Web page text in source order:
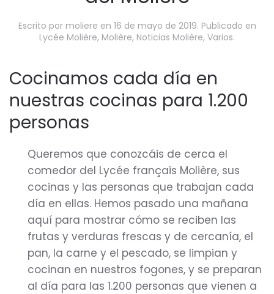
Escrito por moliere en 16 de mayo de 2019. Publicado en
Lycée Molière, Molière, Noticias Molière, Varios.
Cocinamos cada día en
nuestras cocinas para 1.200
personas
Queremos que conozcáis de cerca el
comedor del Lycée français Molière, sus
cocinas y las personas que trabajan cada
día en ellas. Hemos pasado una mañana
aquí para mostrar cómo se reciben las
frutas y verduras frescas y de cercanía, el
pan, la carne y el pescado, se limpian y
cocinan en nuestros fogones, y se preparan
al día para las 1.200 personas que vienen a